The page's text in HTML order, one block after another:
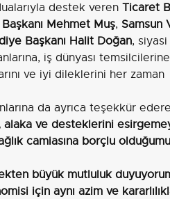
destek veren Ticaret
Mehmet Muş, Samsun
Başkanı Halit Doğan,
iş dünyası
ve iyi dileklerini her zaman
da ayrıca teşekkür
ve desteklerini
camiasına borçlu
büyük mutluluk
için aynı azim ve